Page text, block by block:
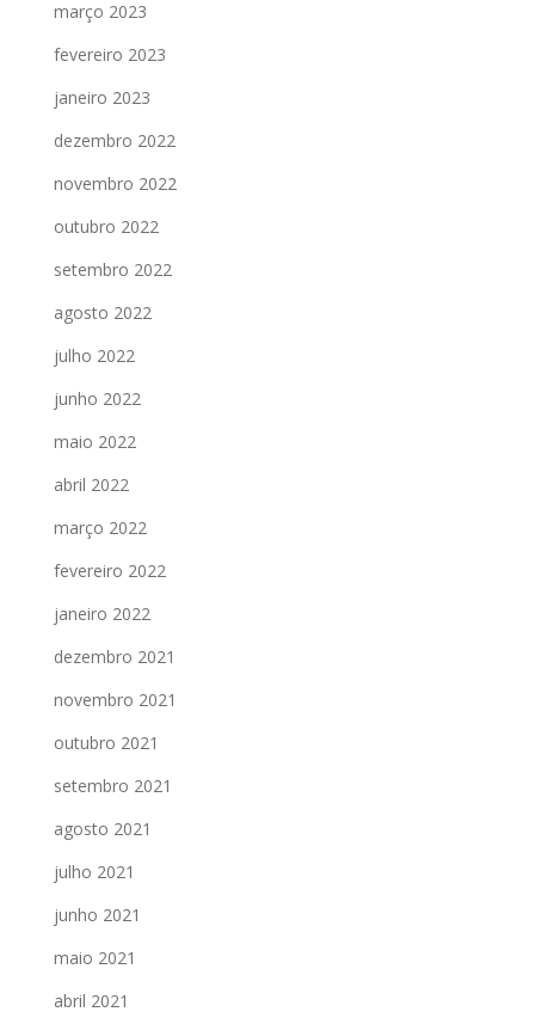
março 2023
fevereiro 2023
janeiro 2023
dezembro 2022
novembro 2022
outubro 2022
setembro 2022
agosto 2022
julho 2022
junho 2022
maio 2022
abril 2022
março 2022
fevereiro 2022
janeiro 2022
dezembro 2021
novembro 2021
outubro 2021
setembro 2021
agosto 2021
julho 2021
junho 2021
maio 2021
abril 2021